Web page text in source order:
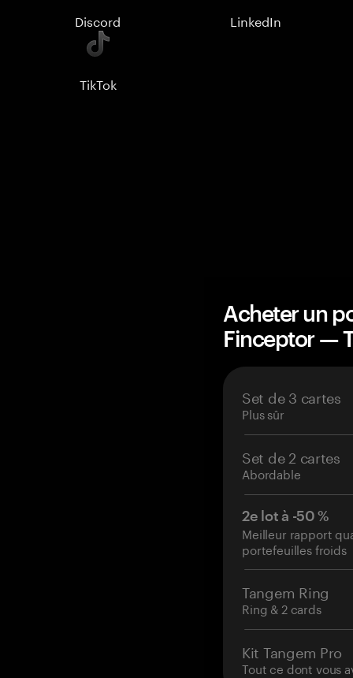
Discord LinkedIn
TikTok
Acheter un
Finceptor —
Set de 3 cartes
Plus sûr
Set de 2 cartes
Abordable
2e lot à -50 %
Meilleur rapport
portefeuilles froids
Tangem Ring
Ring & 2 cards
Kit Tangem Pro
Tout ce dont vous